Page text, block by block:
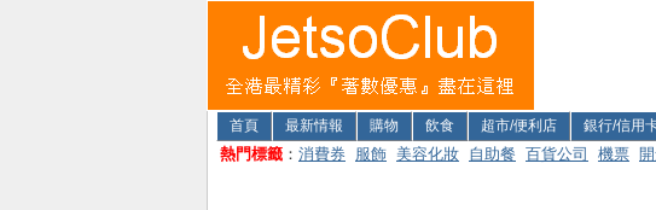
首頁 最新情報 購物 飲食 超市/便利店 銀行/信用
熱門標籤 ： 消費券 服飾 美容化妝 自助餐 百貨公司 機票